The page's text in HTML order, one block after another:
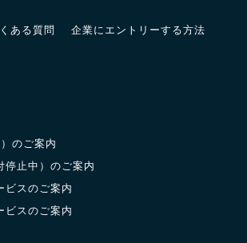
ある質問 企業にエントリーする方法
のご案内
停止中）のご案内
ビスのご案内
ビスのご案内